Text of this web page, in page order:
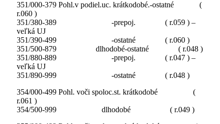
351/000-379 Pohl.v podiel.uc. krátkodobé.-ostatné (
r.060 )
351/380-389 -prepoj. ( r.059 ) –
veľká UJ
351/390-499 -ostatné ( r.060 )
351/500-879 dlhodobé-ostatné ( r.048 )
351/880-889 -prepoj. ( r.047 ) –
veľká UJ
351/890-999 -ostatné ( r.048 )
354/000-499 Pohl. voči spoloc.st. krátkodobé (
r.061 )
354/500-999 dlhodobé ( r.049 )